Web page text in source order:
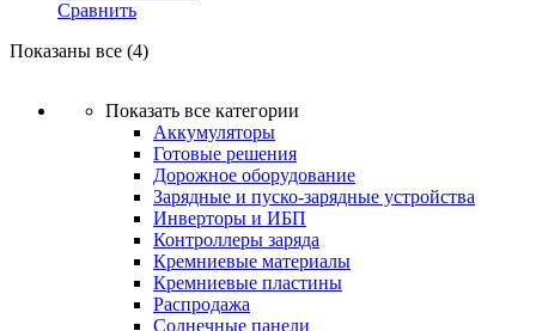
Сравнить
Показаны все (4)
Показать все категории
Аккумуляторы
Готовые решения
Дорожное оборудование
Зарядные и пуско-зарядные устройства
Инверторы и ИБП
Контроллеры заряда
Кремниевые материалы
Кремниевые пластины
Распродажа
Солнечные панели